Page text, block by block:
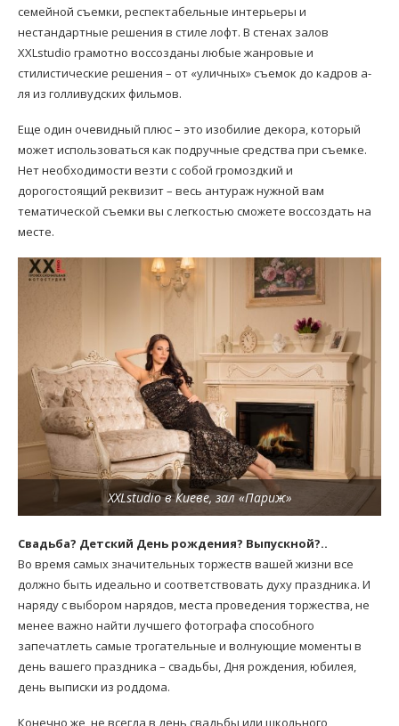
семейной съемки, респектабельные интерьеры и
нестандартные решения в стиле лофт. В стенах залов
XXLstudio грамотно воссозданы любые жанровые и
стилистические решения – от «уличных» съемок до кадров а-
ля из голливудских фильмов.
Еще один очевидный плюс – это изобилие декора, который
может использоваться как подручные средства при съемке.
Нет необходимости везти с собой громоздкий и
дорогостоящий реквизит – весь антураж нужной вам
тематической съемки вы с легкостью сможете воссоздать на
месте.
XXLstudio в Киеве, зал «Париж»
Свадьба? Детский День рождения? Выпускной?..
Во время самых значительных торжеств вашей жизни все
должно быть идеально и соответствовать духу праздника. И
наряду с выбором нарядов, места проведения торжества, не
менее важно найти лучшего фотографа способного
запечатлеть самые трогательные и волнующие моменты в
день вашего праздника – свадьбы, Дня рождения, юбилея,
день выписки из роддома.
Конечно же, не всегда в день свадьбы или школьного